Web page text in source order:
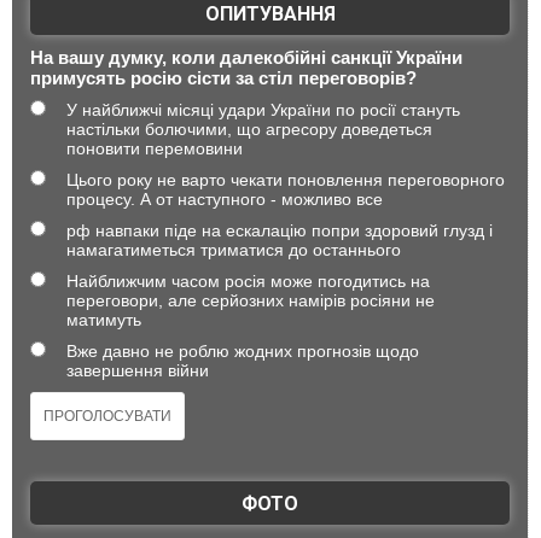
ОПИТУВАННЯ
На вашу думку, коли далекобійні санкції України
примусять росію сісти за стіл переговорів?
У найближчі місяці удари України по росії стануть
настільки болючими, що агресору доведеться
поновити перемовини
Цього року не варто чекати поновлення переговорного
процесу. А от наступного - можливо все
рф навпаки піде на ескалацію попри здоровий глузд і
намагатиметься триматися до останнього
Найближчим часом росія може погодитись на
переговори, але серйозних намірів росіяни не
матимуть
Вже давно не роблю жодних прогнозів щодо
завершення війни
ФОТО